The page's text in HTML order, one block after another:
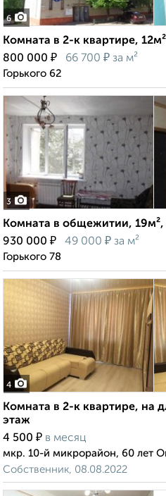
6
Комната в 2-к квартире,
800 000 ₽ 66 700 ₽ за м²
Горького 62
3
Комната в общежитии,
930 000 ₽ 49 000 ₽ за м²
Горького 78
4
Комната в 2-к квартире, на
этаж
4 500 ₽ в месяц
мкр. 10-й микрорайон, 60 лет
Собственник, 08.08.2022